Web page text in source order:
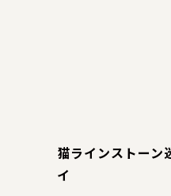
猫ラインストー
イ